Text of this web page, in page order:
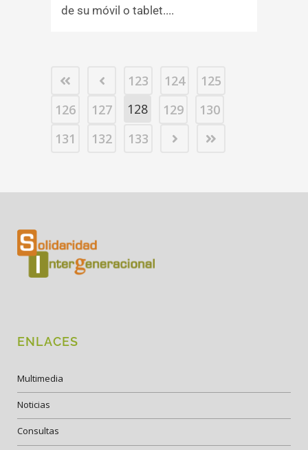
de su móvil o tablet....
123 124
125
126
127 128 129
130
131
132 133
ENLACES
Multimedia
Noticias
Consultas